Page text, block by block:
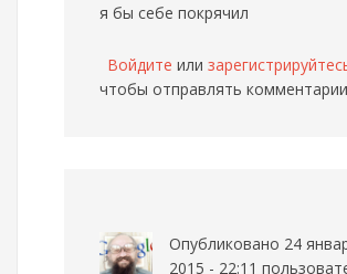
я бы себе покрячил
Войдите или
чтобы отправлять комментарии
Опубликовано 24
2015 - 22:11